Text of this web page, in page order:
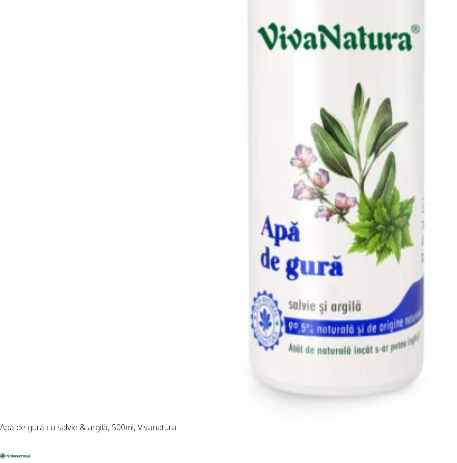
Apă de gură cu salvie & argilă, 500ml, Vivanatura